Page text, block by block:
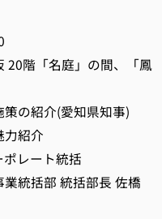
階「名庭」の間、「鳳
の紹介(愛知県知事)
紹介
ート統括
部 統括部長 佐橋